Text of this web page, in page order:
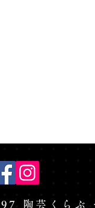
陶芸くらぶ